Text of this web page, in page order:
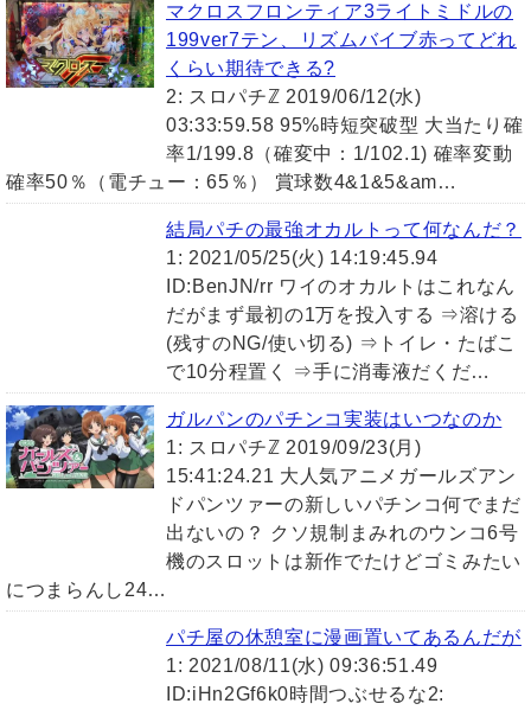
マクロスフロンティア3ライトミドルの
199ver7テン、リズムバイブ赤ってどれ
くらい期待できる?
2: スロパチℤ 2019/06/12(水)
03:33:59.58 95%時短突破型 大当たり確
率1/199.8（確変中：1/102.1) 確率変動
確率50％（電チュー：65％） 賞球数4&1&5&am…
結局パチの最強オカルトって何なんだ？
1: 2021/05/25(火) 14:19:45.94
ID:BenJN/rr ワイのオカルトはこれなん
だがまず最初の1万を投入する ⇒溶ける
(残すのNG/使い切る) ⇒トイレ・たばこ
で10分程置く ⇒手に消毒液だくだ…
ガルパンのパチンコ実装はいつなのか
1: スロパチℤ 2019/09/23(月)
15:41:24.21 大人気アニメガールズアン
ドパンツァーの新しいパチンコ何でまだ
出ないの？ クソ規制まみれのウンコ6号
機のスロットは新作でたけどゴミみたい
につまらんし24…
パチ屋の休憩室に漫画置いてあるんだが
1: 2021/08/11(水) 09:36:51.49
ID:iHn2Gf6k0時間つぶせるな2: